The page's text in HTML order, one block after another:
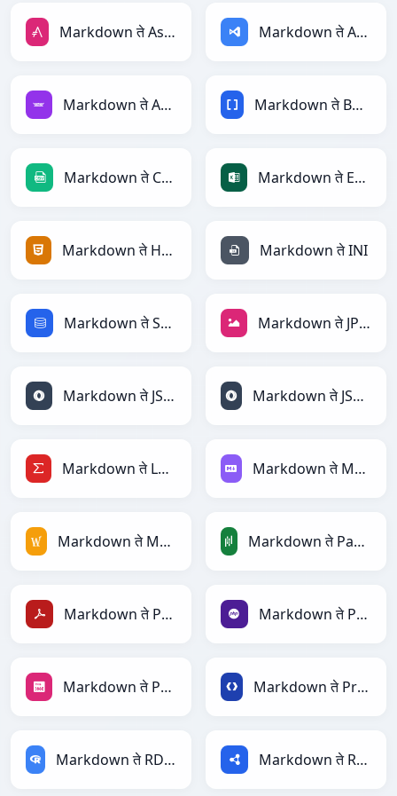
Markdown ते AsciiDoc Markdown ते ASP
Markdown ते Avro Markdown ते BBCode
Markdown ते CSV Markdown ते Excel
Markdown ते HTML Markdown ते INI
Markdown ते SQL Markdown ते JPEG
Markdown ते JSON Markdown ते JSONLines
Markdown ते LaTeX Markdown ते Markdown
Markdown ते MediaWiki Markdown ते PandasDataFrame
Markdown ते PDF Markdown ते PHP
Markdown ते PNG Markdown ते Protobuf
Markdown ते RDataFrame Markdown ते RDF